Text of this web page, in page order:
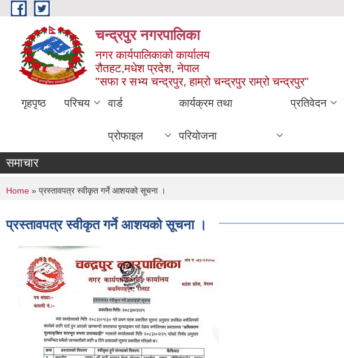
Skip to main content
चन्द्रपुर नगरपालिका
नगर कार्यपालिकाको कार्यालय
रौतहट,मधेश प्रदेश, नेपाल
"सफा र सभ्य चन्द्रपुर, हाम्रो चन्द्रपुर राम्रो चन्द्रपुर"
गृहपृष्ठ परिचय वार्ड
प्रोफाइल
कार्यक्रम तथा
परियोजना
प्रतिवेदन
समाचार
You are here
Home » प्रस्तावपत्र स्वीकृत गर्ने आशयको सूचना ।
प्रस्तावपत्र स्वीकृत गर्ने आशयको सूचना ।